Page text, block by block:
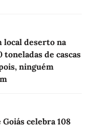
local deserto na
toneladas de cascas
ninguém
celebra 108